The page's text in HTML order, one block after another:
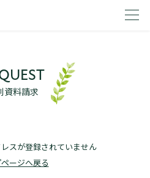
を選択してください。
資料請求
スが登録されていません
ページへ戻る